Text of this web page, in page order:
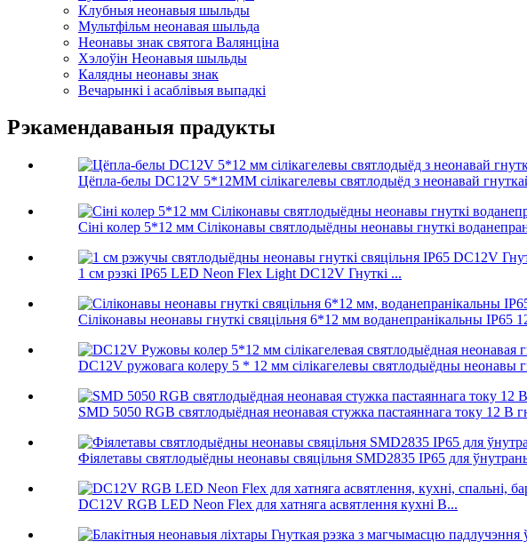
Клубныя неонавыя шыльды
Мультфільм неонавая шыльда
Неонавы знак святога Валянціна
Хэлоўін Неонавыя шыльды
Калядны неонавы знак
Вечарынкі і асаблівыя выпадкі
Рэкамендаваныя прадукты
Цёпла-белы DC12V 5*12MM сілікагелевы святлодыёд з неонавай
Сіні колер 5*12 мм Сіліконавы святлодыёдны неонавы гнуткі
1 см рэзкі IP65 LED Neon Flex Light DC12V Гнуткі ...
Сіліконавы неонавы гнуткі свяцільня 6*12 мм воданепранікальны IP65
DC12V ружовага колеру 5 * 12 мм сілікагелевы святлодыёдны неонавы
SMD 5050 RGB святлодыёдная неонавая стужка пастаяннага току 12 В
Фіялетавы святлодыёдны неонавы свяцільня SMD2835 IP65 для
DC12V RGB LED Neon Flex для хатняга асвятлення кухні B...